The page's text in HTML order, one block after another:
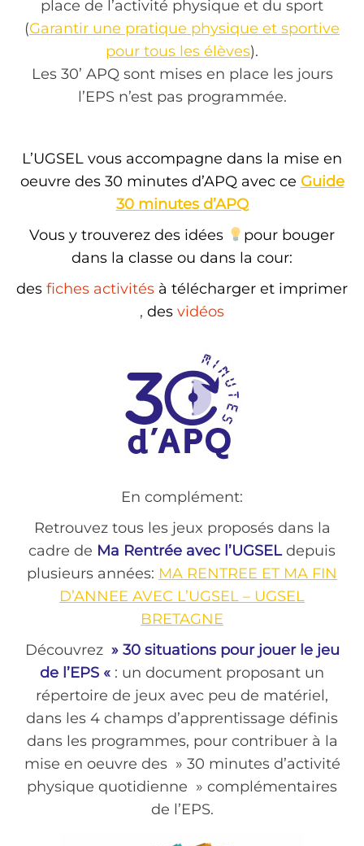
place de l’activité physique et du sport
(Garantir une pratique physique et sportive
pour tous les élèves).
Les 30’ APQ sont mises en place les jours
l’EPS n’est pas programmée.
L’UGSEL vous accompagne dans la mise en
oeuvre des 30 minutes d’APQ avec ce Guide
30 minutes d’APQ
Vous y trouverez des idées
pour bouger
dans la classe ou dans la cour:
des fiches activités à télécharger et imprimer
, des vidéos
En complément:
Retrouvez tous les jeux proposés dans la
cadre de Ma Rentrée avec l’UGSELdepuis
plusieurs années: MA RENTREE ET MA FIN
D’ANNEE AVEC L’UGSEL – UGSEL
BRETAGNE
Découvrez » 30 situations pour jouer le jeu
de l’EPS « : un document proposant un
répertoire de jeux avec peu de matériel,
dans les 4 champs d’apprentissage définis
dans les programmes, pour contribuer à la
mise en oeuvre des » 30 minutes d’activité
physique quotidienne » complémentaires
de l’EPS.